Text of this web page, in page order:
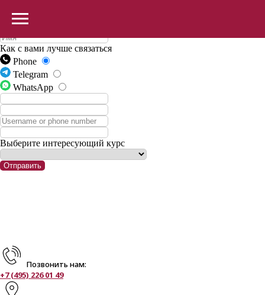
Отправить заявку
Как с вами лучше связаться
Phone
Telegram
WhatsApp
Выберите интересующий курс
Отправить
Позвонить нам:
+7 (495) 226 01 49